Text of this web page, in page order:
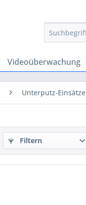
Videoüberwachung
Unterputz-Einsätze
Filtern